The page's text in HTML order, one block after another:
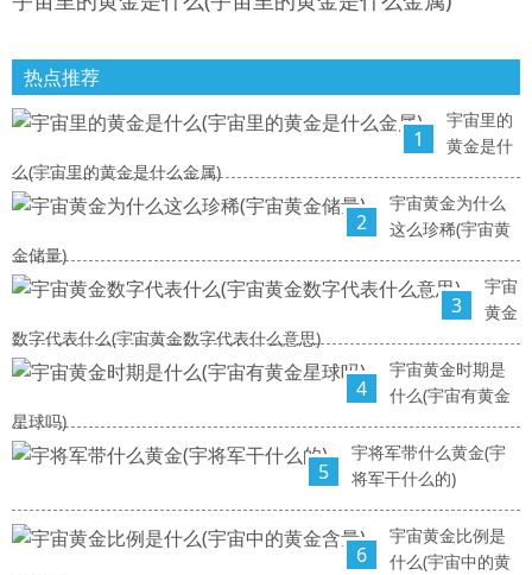
热点推荐
1
宇宙里的
黄金是什
么(宇宙里的黄金是什么金属)
2
宇宙黄金为什么
这么珍稀(宇宙黄
金储量)
3
宇宙
黄金
数字代表什么(宇宙黄金数字代表什么意思)
4
宇宙黄金时期是
什么(宇宙有黄金
星球吗)
5
宇将军带什么黄金(宇
将军干什么的)
6
宇宙黄金比例是
什么(宇宙中的黄